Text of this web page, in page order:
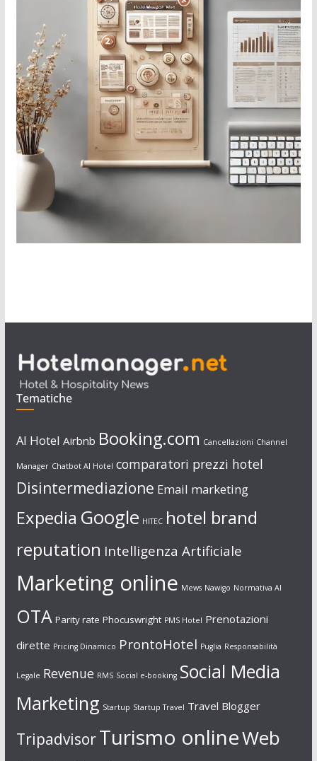
Tematiche
AI Hotel Airbnb Booking.com Cancellazioni Channel
Manager Chatbot AI Hotel comparatori prezzi hotel
Disintermediazione Email marketing
Expedia Google HITEC hotel brand
reputation Intelligenza Artificiale
Marketing online Mews Nawigo Normativa AI
OTA Parity rate Phocuswright PMS Hotel Prenotazioni
dirette Pricing Dinamico ProntoHotel Puglia Responsabilità
Legale Revenue RMS Social e-booking Social Media
Marketing Startup Startup Travel Travel Blogger
TripadvisorTurismo onlineWeb